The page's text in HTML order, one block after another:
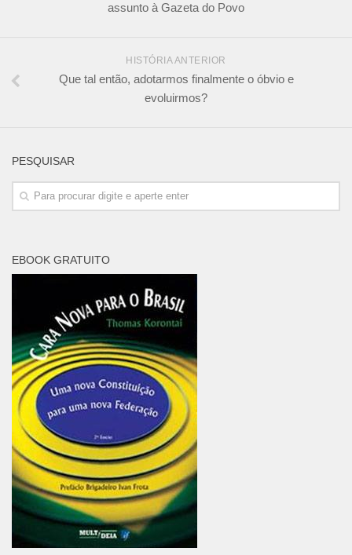
assunto à Gazeta do Povo
HISTÓRIA ANTERIOR
Que tal então, adotarmos finalmente o óbvio e
evoluirmos?
PESQUISAR
EBOOK GRATUITO